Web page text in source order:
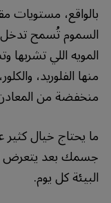
بالواقع، مستويات
السموم تُسمح
المويه اللي
منها الفلوريد،
منخفضة من المعادن
ما يحتاج خيال
جسمك بعد يتعرض
البيئة كل يوم.